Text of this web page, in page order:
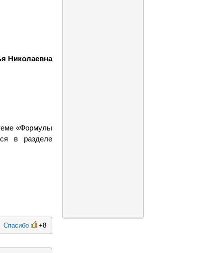
Николаевна
«Формулы
в разделе
Спасибо +8